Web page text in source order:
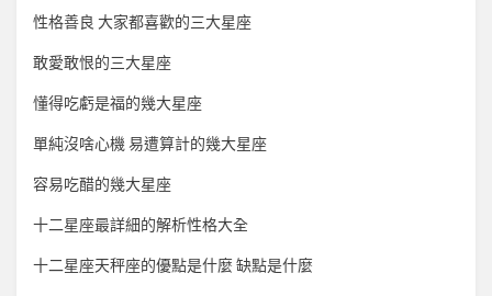
性格善良 大家都喜歡的三大星座
敢愛敢恨的三大星座
懂得吃虧是福的幾大星座
單純沒啥心機 易遭算計的幾大星座
容易吃醋的幾大星座
十二星座最詳細的解析性格大全
十二星座天秤座的優點是什麼 缺點是什麼